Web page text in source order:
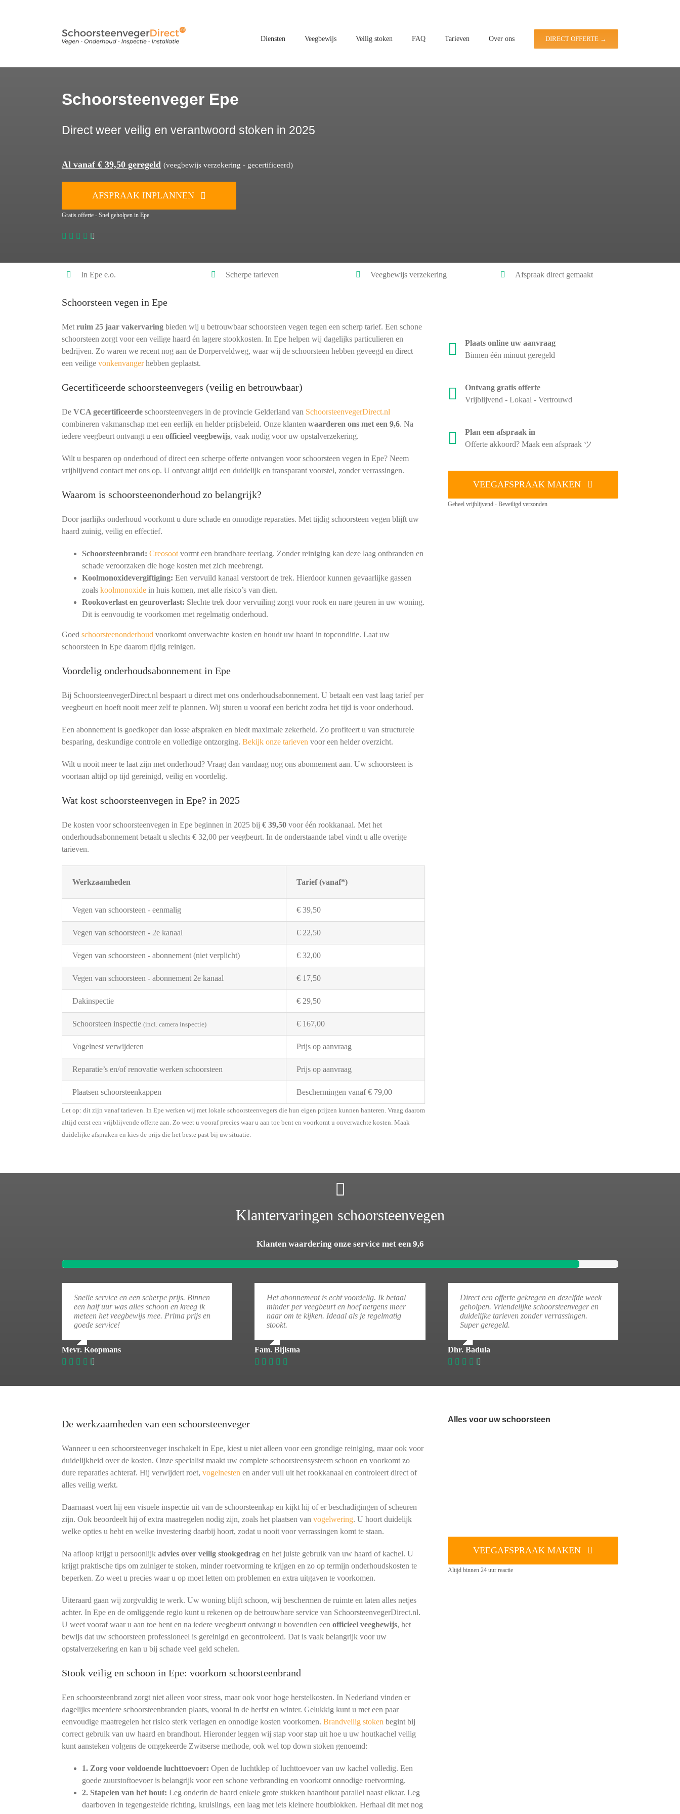
Diensten Veegbewijs Veilig stoken FAQ Tarieven Over ons DIRECT OFFERTE →
Schoorsteenveger Epe
Direct weer veilig en verantwoord stoken in 2025
Al vanaf € 39,50 geregeld (veegbewijs verzekering - gecertificeerd)
AFSPRAAK INPLANNEN
Gratis offerte - Snel geholpen in Epe
In Epe e.o. Scherpe tarieven Veegbewijs verzekering Afspraak direct gemaakt
Schoorsteen vegen in Epe
Met ruim 25 jaar vakervaringbieden wij u betrouwbaar schoorsteen vegen tegen een scherp tarief. Een schone
schoorsteen zorgt voor een veilige haard én lagere stookkosten. In Epe helpen wij dagelijks particulieren en
bedrijven. Zo waren we recent nog aan de Dorperveldweg, waar wij de schoorsteen hebben geveegd en direct
een veilige vonkenvangerhebben geplaatst.
Gecertificeerde schoorsteenvegers (veilig en betrouwbaar)
De VCA gecertificeerdeschoorsteenvegers in de provincie Gelderland van SchoorsteenvegerDirect.nl
combineren vakmanschap met een eerlijk en helder prijsbeleid. Onze klanten waarderen ons met een 9,6. Na
iedere veegbeurt ontvangt u een officieel veegbewijs, vaak nodig voor uw opstalverzekering.
Wilt u besparen op onderhoud of direct een scherpe offerte ontvangen voor schoorsteen vegen in Epe? Neem
vrijblijvend contact met ons op. U ontvangt altijd een duidelijk en transparant voorstel, zonder verrassingen.
Waarom is schoorsteenonderhoud zo belangrijk?
Door jaarlijks onderhoud voorkomt u dure schade en onnodige reparaties. Met tijdig schoorsteen vegen blijft uw
haard zuinig, veilig en effectief.
Schoorsteenbrand: Creosootvormt een brandbare teerlaag. Zonder reiniging kan deze laag ontbranden en
schade veroorzaken die hoge kosten met zich meebrengt.
Koolmonoxidevergiftiging: Een vervuild kanaal verstoort de trek. Hierdoor kunnen gevaarlijke gassen
zoals koolmonoxidein huis komen, met alle risico’s van dien.
Rookoverlast en geuroverlast: Slechte trek door vervuiling zorgt voor rook en nare geuren in uw woning.
Dit is eenvoudig te voorkomen met regelmatig onderhoud.
Goed schoorsteenonderhoud voorkomt onverwachte kosten en houdt uw haard in topconditie. Laat uw
schoorsteen in Epe daarom tijdig reinigen.
Voordelig onderhoudsabonnement in Epe
Bij SchoorsteenvegerDirect.nl bespaart u direct met ons onderhoudsabonnement. U betaalt een vast laag tarief per
veegbeurt en hoeft nooit meer zelf te plannen. Wij sturen u vooraf een bericht zodra het tijd is voor onderhoud.
Een abonnement is goedkoper dan losse afspraken en biedt maximale zekerheid. Zo profiteert u van structurele
besparing, deskundige controle en volledige ontzorging. Bekijk onze tarieven voor een helder overzicht.
Wilt u nooit meer te laat zijn met onderhoud? Vraag dan vandaag nog ons abonnement aan. Uw schoorsteen is
voortaan altijd op tijd gereinigd, veilig en voordelig.
Wat kost schoorsteenvegen in Epe? in 2025
De kosten voor schoorsteenvegen in Epe beginnen in 2025 bij € 39,50voor één rookkanaal. Met het
onderhoudsabonnement betaalt u slechts € 32,00 per veegbeurt. In de onderstaande tabel vindt u alle overige
tarieven.
Werkzaamheden Tarief (vanaf*)
Vegen van schoorsteen - eenmalig € 39,50
Vegen van schoorsteen - 2e kanaal € 22,50
Vegen van schoorsteen - abonnement (niet verplicht) € 32,00
Vegen van schoorsteen - abonnement 2e kanaal € 17,50
Dakinspectie € 29,50
Schoorsteen inspectie (incl. camera inspectie) € 167,00
Vogelnest verwijderen Prijs op aanvraag
Reparatie’s en/of renovatie werken schoorsteen Prijs op aanvraag
Plaatsen schoorsteenkappen Beschermingen vanaf € 79,00
Let op: dit zijn vanaf tarieven. In Epe werken wij met lokale schoorsteenvegers die hun eigen prijzen kunnen hanteren. Vraag daarom
altijd eerst een vrijblijvende offerte aan. Zo weet u vooraf precies waar u aan toe bent en voorkomt u onverwachte kosten. Maak
duidelijke afspraken en kies de prijs die het beste past bij uw situatie.
Plaats online uw aanvraag
Binnen één minuut geregeld
Ontvang gratis offerte
Vrijblijvend - Lokaal - Vertrouwd
Plan een afspraak in
Offerte akkoord? Maak een afspraak ツ
VEEGAFSPRAAK MAKEN
Geheel vrijblijvend - Beveiligd verzonden
Klantervaringen schoorsteenvegen
Klanten waardering onze service met een 9,6
Snelle service en een scherpe prijs. Binnen
een half uur was alles schoon en kreeg ik
meteen het veegbewijs mee. Prima prijs en
goede service!
Mevr. Koopmans
Het abonnement is echt voordelig. Ik betaal
minder per veegbeurt en hoef nergens meer
naar om te kijken. Ideaal als je regelmatig
stookt.
Fam. Bijlsma
Direct een offerte gekregen en dezelfde week
geholpen. Vriendelijke schoorsteenveger en
duidelijke tarieven zonder verrassingen.
Super geregeld.
Dhr. Badula
De werkzaamheden van een schoorsteenveger
Wanneer u een schoorsteenveger inschakelt in Epe, kiest u niet alleen voor een grondige reiniging, maar ook voor
duidelijkheid over de kosten. Onze specialist maakt uw complete schoorsteensysteem schoon en voorkomt zo
dure reparaties achteraf. Hij verwijdert roet, vogelnesten en ander vuil uit het rookkanaal en controleert direct of
alles veilig werkt.
Daarnaast voert hij een visuele inspectie uit van de schoorsteenkap en kijkt hij of er beschadigingen of scheuren
zijn. Ook beoordeelt hij of extra maatregelen nodig zijn, zoals het plaatsen van vogelwering. U hoort duidelijk
welke opties u hebt en welke investering daarbij hoort, zodat u nooit voor verrassingen komt te staan.
Na afloop krijgt u persoonlijk advies over veilig stookgedragen het juiste gebruik van uw haard of kachel. U
krijgt praktische tips om zuiniger te stoken, minder roetvorming te krijgen en zo op termijn onderhoudskosten te
beperken. Zo weet u precies waar u op moet letten om problemen en extra uitgaven te voorkomen.
Uiteraard gaan wij zorgvuldig te werk. Uw woning blijft schoon, wij beschermen de ruimte en laten alles netjes
achter. In Epe en de omliggende regio kunt u rekenen op de betrouwbare service van SchoorsteenvegerDirect.nl.
U weet vooraf waar u aan toe bent en na iedere veegbeurt ontvangt u bovendien een officieel veegbewijs, het
bewijs dat uw schoorsteen professioneel is gereinigd en gecontroleerd. Dat is vaak belangrijk voor uw
opstalverzekering en kan u bij schade veel geld schelen.
Stook veilig en schoon in Epe: voorkom schoorsteenbrand
Een schoorsteenbrand zorgt niet alleen voor stress, maar ook voor hoge herstelkosten. In Nederland vinden er
dagelijks meerdere schoorsteenbranden plaats, vooral in de herfst en winter. Gelukkig kunt u met een paar
eenvoudige maatregelen het risico sterk verlagen en onnodige kosten voorkomen. Brandveilig stoken begint bij
correct gebruik van uw haard en brandhout. Hieronder leggen wij stap voor stap uit hoe u uw houtkachel veilig
kunt aansteken volgens de omgekeerde Zwitserse methode, ook wel top down stoken genoemd:
1. Zorg voor voldoende luchttoevoer: Open de luchtklep of luchttoevoer van uw kachel volledig. Een
goede zuurstoftoevoer is belangrijk voor een schone verbranding en voorkomt onnodige roetvorming.
2. Stapelen van het hout: Leg onderin de haard enkele grote stukken haardhout parallel naast elkaar. Leg
daarboven in tegengestelde richting, kruislings, een laag met iets kleinere houtblokken. Herhaal dit met nog
Alles voor uw schoorsteen
VEEGAFSPRAAK MAKEN
Altijd binnen 24 uur reactie